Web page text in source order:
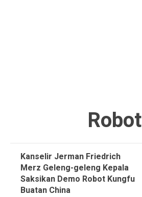
Robot
Kanselir Jerman Friedrich
Merz Geleng-geleng Kepala
Saksikan Demo Robot Kungfu
Buatan China